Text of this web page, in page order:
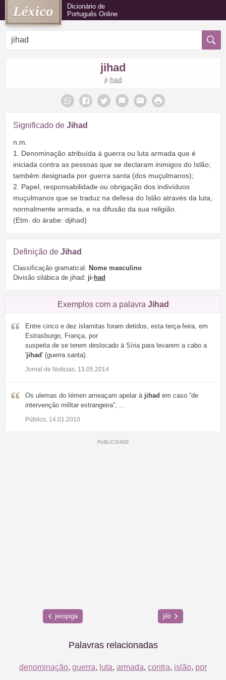
Dicionário de
Português Online
jihad
ji·had
Significado de Jihad
n.m.
1. Denominação atribuída à guerra ou luta armada que é
iniciada contra as pessoas que se declaram inimigos do Islão;
também designada por guerra santa (dos muçulmanos);
2. Papel, responsabilidade ou obrigação dos indivíduos
muçulmanos que se traduz na defesa do Islão através da luta,
normalmente armada, e na difusão da sua religião.
(Etm. do árabe: djihad)
Definição de Jihad
Classificação gramatical: Nome masculino
Divisão silábica de jihad: ji·had
Exemplos com a palavra Jihad
Entre cinco e dez islamitas foram detidos, esta terça-feira, em
Estrasburgo, França, por
suspeita de se terem deslocado à Síria para levarem a cabo a
'jihad' (guerra santa).
Jornal de Notícias, 13.05.2014
Os ulemas do Iémen ameaçam apelar à jihad em caso “de
intervenção militar estrangeira”, ...
Público, 14.01.2010
jeropiga jiló
Palavras relacionadas
denominação, guerra, luta, armada, contra, islão, por